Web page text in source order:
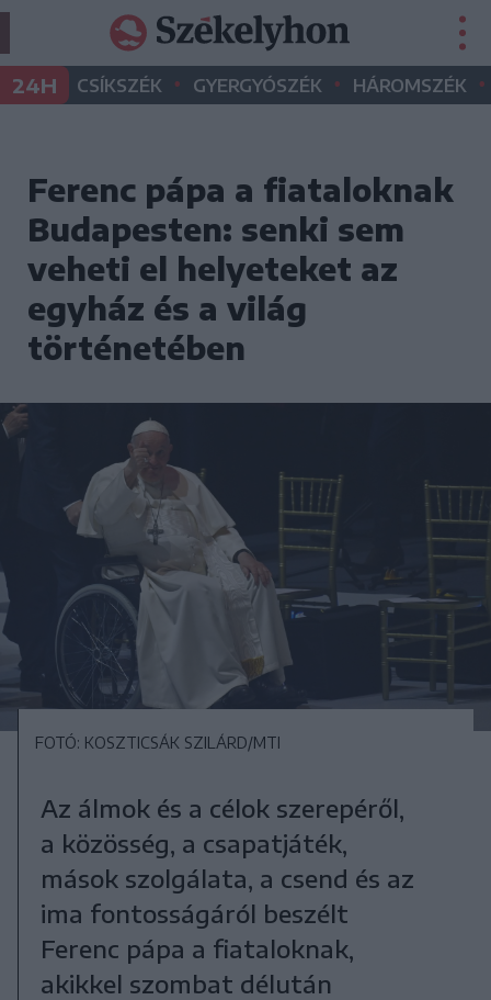
24H CSÍKSZÉK • GYERGYÓSZÉK • HÁROMSZÉK •
Ferenc pápa a fiataloknak
Budapesten: senki sem
veheti el helyeteket az
egyház és a világ
történetében
FOTÓ: KOSZTICSÁK SZILÁRD/MTI
Az álmok és a célok szerepéről,
a közösség, a csapatjáték,
mások szolgálata, a csend és az
ima fontosságáról beszélt
Ferenc pápa a fiataloknak,
akikkel szombat délután